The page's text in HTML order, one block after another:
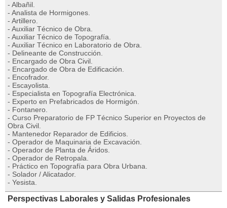
- Albañil.
- Analista de Hormigones.
- Artillero.
- Auxiliar Técnico de Obra.
- Auxiliar Técnico de Topografía.
- Auxiliar Técnico en Laboratorio de Obra.
- Delineante de Construcción.
- Encargado de Obra Civil.
- Encargado de Obra de Edificación.
- Encofrador.
- Escayolista.
- Especialista en Topografía Electrónica.
- Experto en Prefabricados de Hormigón.
- Fontanero.
- Curso Preparatorio de FP Técnico Superior en Proyectos de
Obra Civil.
- Mantenedor Reparador de Edificios.
- Operador de Maquinaria de Excavación.
- Operador de Planta de Áridos.
- Operador de Retropala.
- Práctico en Topografía para Obra Urbana.
- Solador / Alicatador.
- Yesista.
Perspectivas Laborales y Salidas Profesionales